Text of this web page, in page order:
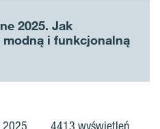
2025. Jak
i funkcjonalną
4413 wyświetleń